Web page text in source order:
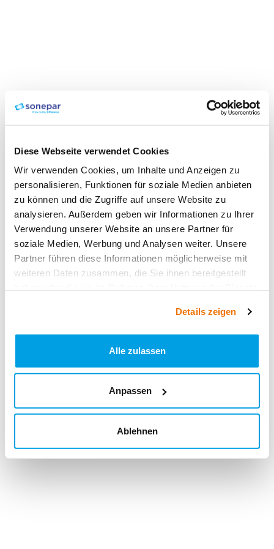
Diese Webseite verwendet Cookies
Wir verwenden Cookies, um Inhalte und Anzeigen zu
personalisieren, Funktionen für soziale Medien anbieten
zu können und die Zugriffe auf unsere Website zu
analysieren. Außerdem geben wir Informationen zu Ihrer
Verwendung unserer Website an unsere Partner für
soziale Medien, Werbung und Analysen weiter. Unsere
Partner führen diese Informationen möglicherweise mit
weiteren Daten zusammen, die Sie ihnen bereitgestellt
Details zeigen
Alle zulassen
Anpassen
Ablehnen